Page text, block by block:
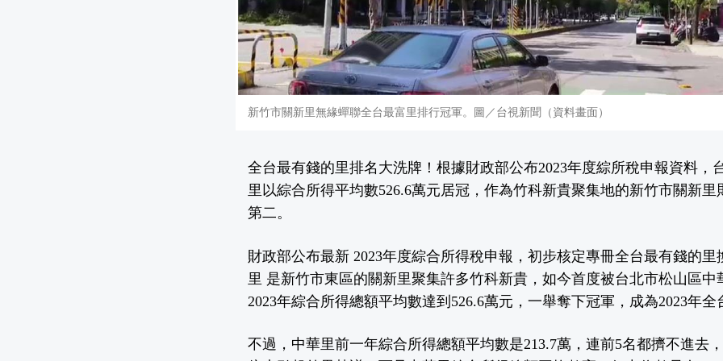
新竹市關新里無緣蟬聯全台最富里排行冠軍。圖／台視新聞（資料畫面）
全台最有錢的里排名大洗牌！根據財政部公布2023年度綜所稅申報資料，
里以綜合所得平均數526.6萬元居冠，作為竹科新貴聚集地的新竹市關新里
第二。
財政部公布最新 2023年度綜合所得稅申報，初步核定專冊全台最有錢的里
里 是新竹市東區的關新里聚集許多竹科新貴，如今首度被台北市松山區中
2023年綜合所得總額平均數達到526.6萬元，一舉奪下冠軍，成為2023年
不過，中華里前一年綜合所得總額平均數是213.7萬，連前5名都擠不進去